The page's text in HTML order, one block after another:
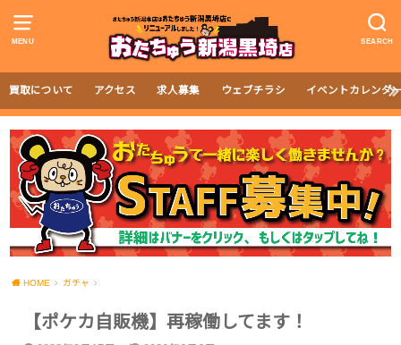
MENU SEARCH
買取について アクセス 求人募集 ウェブチラシ イベントカレンダ
HOME ガチャ
【ポケカ自販機】再稼働してます！